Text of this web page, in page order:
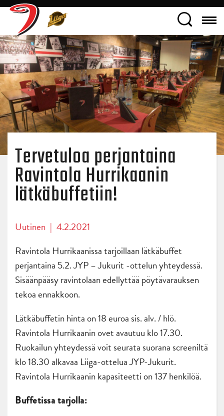
Tervetuloa perjantaina
Ravintola Hurrikaanin
lätkäbuffetiin!
Uutinen | 4.2.2021
Ravintola Hurrikaanissa tarjoillaan lätkäbuffet
perjantaina 5.2. JYP – Jukurit -ottelun yhteydessä.
Sisäänpääsy ravintolaan edellyttää pöytävarauksen
tekoa ennakkoon.
Lätkäbuffetin hinta on 18 euroa sis. alv. / hlö.
Ravintola Hurrikaanin ovet avautuu klo 17.30.
Ruokailun yhteydessä voit seurata suorana screeniltä
klo 18.30 alkavaa Liiga-ottelua JYP-Jukurit.
Ravintola Hurrikaanin kapasiteetti on 137 henkilöä.
Buffetissa tarjolla: